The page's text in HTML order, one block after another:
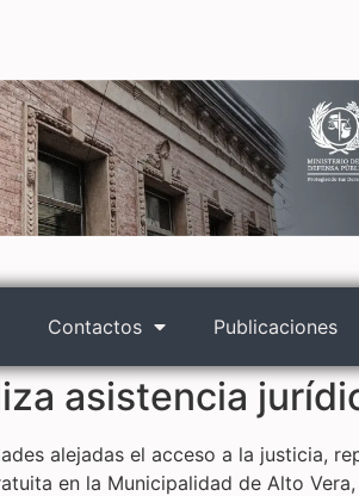
Contactos Publicaciones
asistencia
alejadas el acceso a la justicia,
en la Municipalidad de Alto